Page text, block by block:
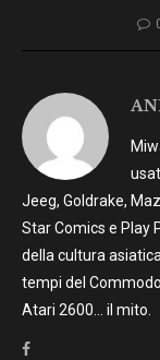
Jeeg, Goldrake,
Star Comics e Play
della cultura
tempi del
Atari 2600… il mito.